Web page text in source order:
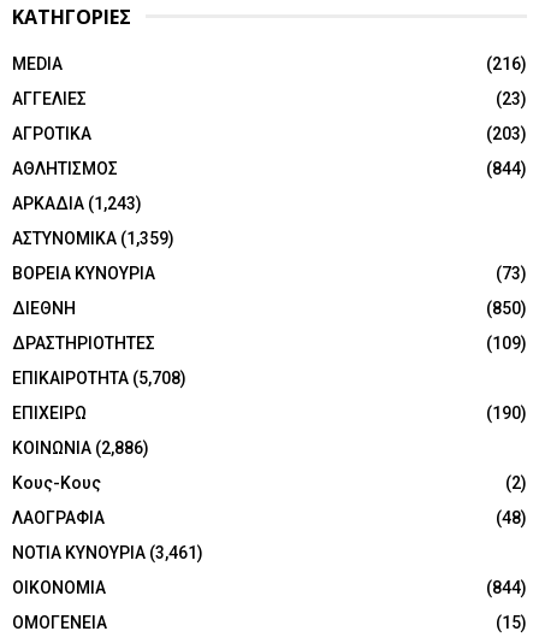
ΚΑΤΗΓΟΡΙΕΣ
MEDIA
(216)
ΑΓΓΕΛΙΕΣ
(23)
ΑΓΡΟΤΙΚΑ
(203)
ΑΘΛΗΤΙΣΜΟΣ
(844)
ΑΡΚΑΔΙΑ (1,243)
ΑΣΤΥΝΟΜΙΚΑ (1,359)
ΒΟΡΕΙΑ ΚΥΝΟΥΡΙΑ
(73)
ΔΙΕΘΝΗ
(850)
ΔΡΑΣΤΗΡΙΟΤΗΤΕΣ
(109)
ΕΠΙΚΑΙΡΟΤΗΤΑ (5,708)
ΕΠΙΧΕΙΡΩ
(190)
ΚΟΙΝΩΝΙΑ (2,886)
Κους-Κους
(2)
ΛΑΟΓΡΑΦΙΑ
(48)
ΝΟΤΙΑ ΚΥΝΟΥΡΙΑ (3,461)
ΟΙΚΟΝΟΜΙΑ
(844)
ΟΜΟΓΕΝΕΙΑ
(15)